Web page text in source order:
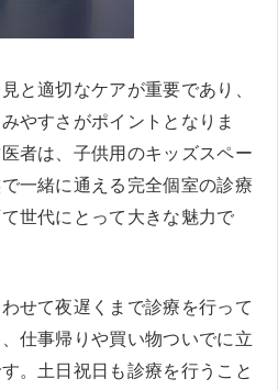
と適切なケアが重要であり、
やすさがポイントとなりま
者は、子供用のキッズスペー
一緒に通える完全個室の診療
世代にとって大きな魅力で
せて夜遅くまで診療を行って
仕事帰りや買い物ついでに立
。土日祝日も診療を行うこと